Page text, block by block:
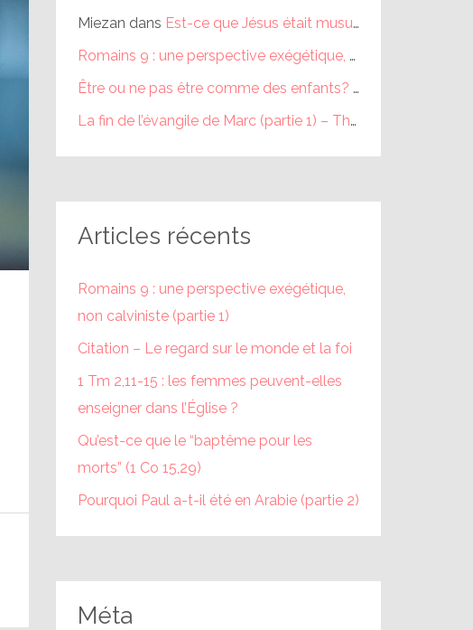
Miezan dans Est-ce que Jésus était musulman ?
Romains 9 : une perspective exégétique, non calviniste (partie 1) – Théophile
Être ou ne pas être comme des enfants? (partie 1) – Théophile
La fin de l’évangile de Marc (partie 1) – Théophile
Articles récents
Romains 9 : une perspective exégétique,
non calviniste (partie 1)
Citation – Le regard sur le monde et la foi
1 Tm 2,11-15 : les femmes peuvent-elles
enseigner dans l’Église ?
Qu’est-ce que le “baptême pour les
morts” (1 Co 15,29)
Pourquoi Paul a-t-il été en Arabie (partie 2)
Méta